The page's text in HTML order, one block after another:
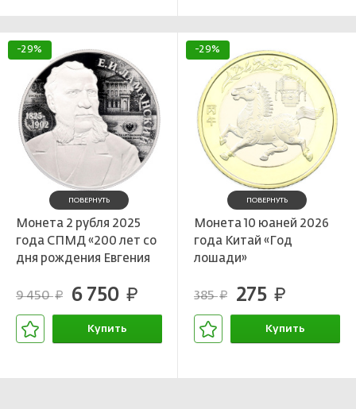
-29%
ПОВЕРНУТЬ
Монета 2 рубля 2025
года СПМД «200 лет со
дня рождения Евгения
9 450руб. 6 750 руб.
Купить
-29%
ПОВЕРНУТЬ
Монета 10 юаней 2026
года Китай «Год
лошади»
385руб. 275 руб.
Купить